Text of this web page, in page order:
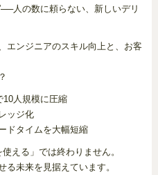
人の数に頼らない、新しいデリ
エンジニアのスキル向上と、お客
10人規模に圧縮
ッジ化
ドタイムを大幅短縮
える」では終わりません。
未来を見据えています。